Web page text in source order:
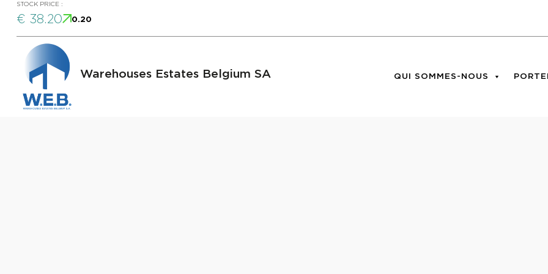
STOCK PRICE :
€ 38.20 0.20
Warehouses Estates Belgium SA QUI SOMMES-NOUS